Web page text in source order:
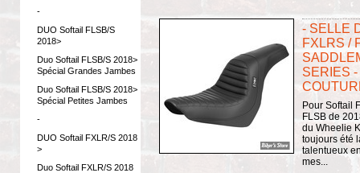
-
DUO Softail FLSB/S
2018>
Duo Softail FLSB/S 2018>
Spécial Grandes Jambes
Duo Softail FLSB/S 2018>
Spécial Petites Jambes
-
DUO Softail FXLR/S 2018
>
Duo Softail FXLR/S 2018
- SELLE
FXLRS /
SERIES
Pour Softail
FLSB de
du Wheelie
toujours été
talentueux
mes...